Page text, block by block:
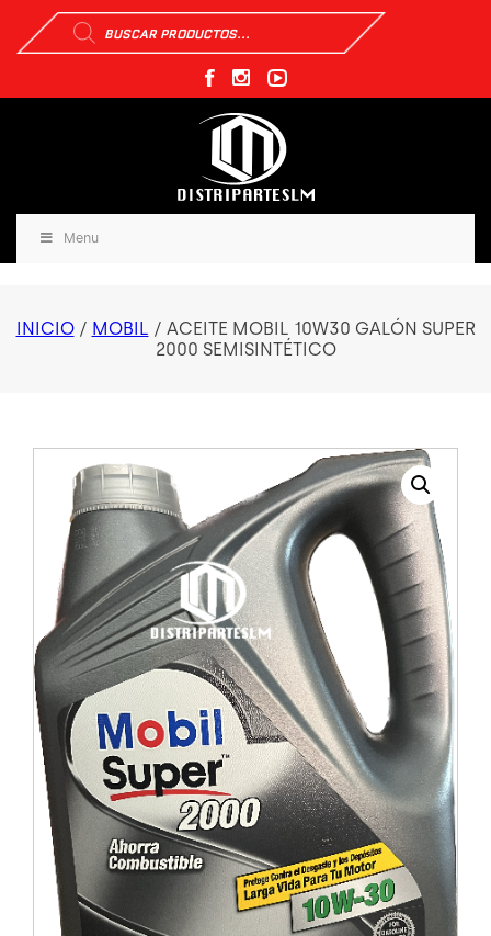
Búsqueda
de
productos
Menu
INICIO/ MOBIL / ACEITE MOBIL 10W30 GALÓN SUPER
2000 SEMISINTÉTICO